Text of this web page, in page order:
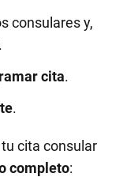
consulares y,
cita.
.
cita consular
completo: